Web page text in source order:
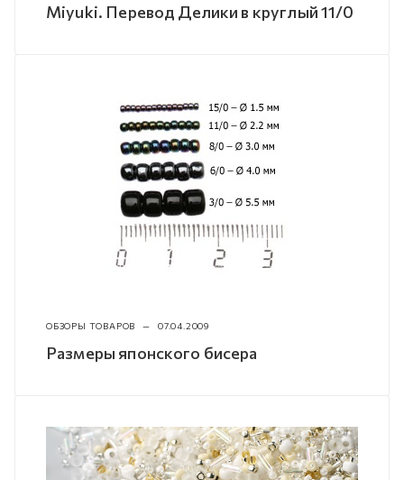
Miyuki. Перевод Делики в круглый 11/0
ОБЗОРЫ ТОВАРОВ — 07.04.2009
Размеры японского бисера